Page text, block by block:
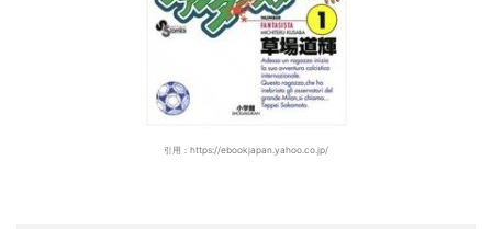
引用：https://ebookjapan.yahoo.co.jp/